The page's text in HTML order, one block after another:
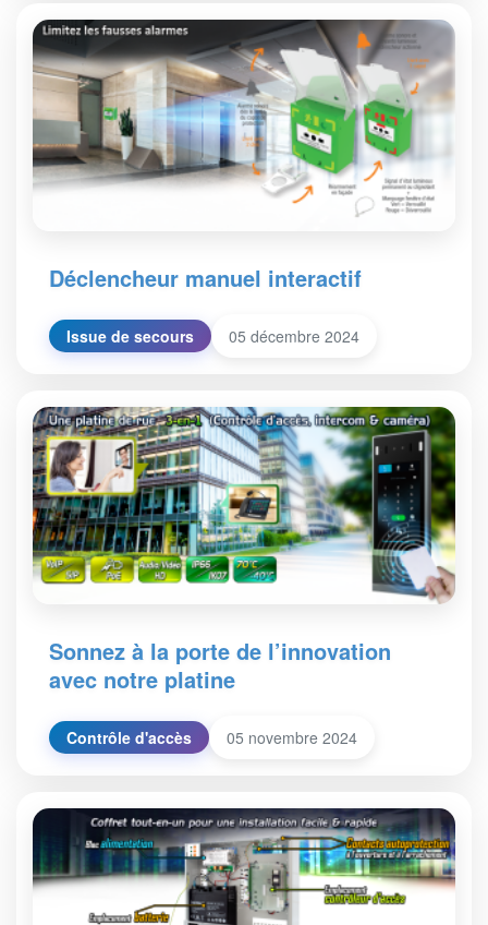
Déclencheur manuel interactif
Issue de secours 05 décembre 2024
Sonnez à la porte de l’innovation
avec notre platine
Contrôle d'accès 05 novembre 2024